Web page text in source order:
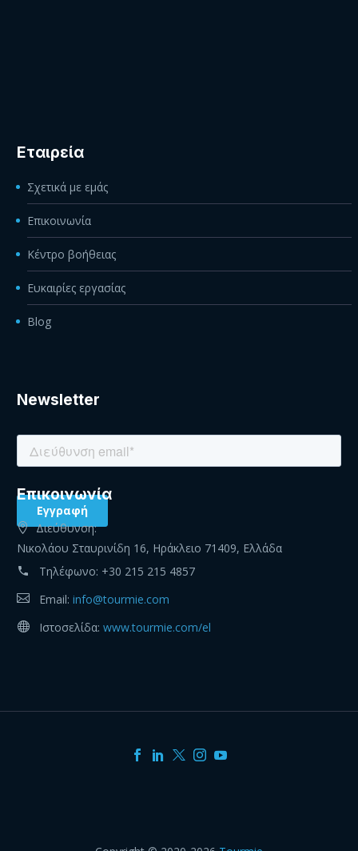
Εταιρεία
Σχετικά με εμάς
Επικοινωνία
Κέντρο βοήθειας
Ευκαιρίες εργασίας
Blog
Newsletter
Eπικοινωνία
Διεύθυνση:
Νικολάου Σταυρινίδη 16, Ηράκλειο 71409, Ελλάδα
Τηλέφωνο: +30 215 215 4857
Email: info@tourmie.com
Ιστοσελίδα: www.tourmie.com/el